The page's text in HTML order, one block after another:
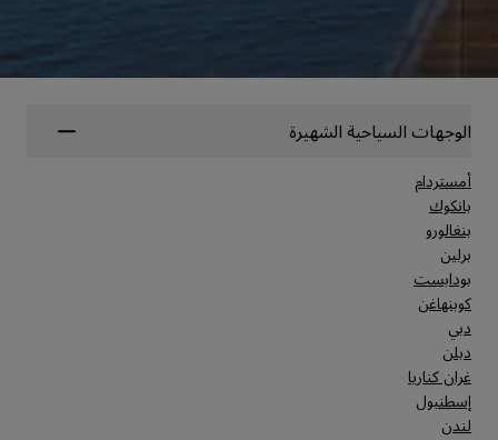
الوجهات السياحية الشهيرة
أمستردام
بانكوك
بنغالورو
برلين
بودابست
كوبنهاغن
دبي
دبلن
غران كناريا
إسطنبول
لندن